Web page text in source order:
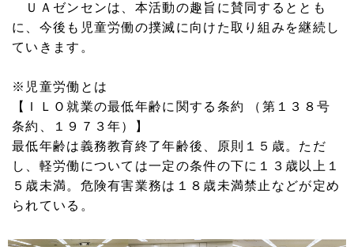
ＵＡゼンセンは、本活動の趣旨に賛同するととも
に、今後も児童労働の撲滅に向けた取り組みを継続し
ていきます。
※児童労働とは
【ＩＬＯ就業の最低年齢に関する条約 （第１３８号
条約、１９７３年）】
最低年齢は義務教育終了年齢後、原則１５歳。ただ
し、軽労働については一定の条件の下に１３歳以上１
５歳未満。危険有害業務は１８歳未満禁止などが定め
られている。